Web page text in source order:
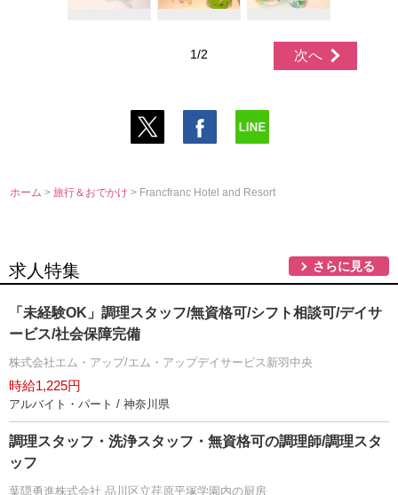
次へ
1/2
ホーム >旅行＆おでかけ> Francfranc Hotel and Resort
求人特集 さらに見る
「未経験OK」調理スタッフ/無資格可/シフト相談可/デイサ
ービス/社会保障完備
株式会社エム・アップ/エム・アップデイサービス新羽中央
時給1,225円
アルバイト・パート / 神奈川県
調理スタッフ・洗浄スタッフ・無資格可の調理師/調理スタ
ッフ
葉隠勇進株式会社 品川区立荏原平塚学園内の厨房